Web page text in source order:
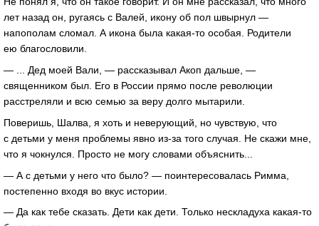
лет назад он, ругаясь с Валей, икону об пол швырнул —
напополам сломал. А икона была какая-то особая. Родители
ею благословили.
— ... Дед моей Вали, — рассказывал Акоп дальше, —
священником был. Его в России прямо после революции
расстреляли и всю семью за веру долго мытарили.
Поверишь, Шалва, я хоть и неверующий, но чувствую, что
с детьми у меня проблемы явно из-за того случая. Не скажи мне,
что я чокнулся. Просто не могу словами объяснить...
— А с детьми у него что было? — поинтересовалась Римма,
постепенно входя во вкус истории.
— Да как тебе сказать. Дети как дети. Только нескладуха какая-то